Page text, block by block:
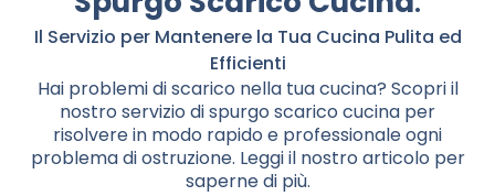
Il Servizio per Mantenere la Tua Cucina Pulita ed
Efficienti
Hai problemi di scarico nella tua cucina? Scopri il
nostro servizio di spurgo scarico cucina per
risolvere in modo rapido e professionale ogni
problema di ostruzione. Leggi il nostro articolo per
saperne di più.